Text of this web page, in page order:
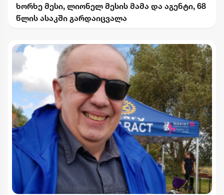
ხორხე მესი, ლიონელ მესის მამა და აგენტი, 68
წლის ასაკში გარდაიცვალა